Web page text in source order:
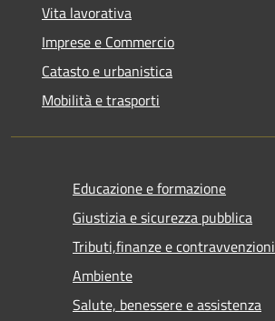
Vita lavorativa
Imprese e Commercio
Catasto e urbanistica
Mobilità e trasporti
Educazione e formazione
Giustizia e sicurezza pubblica
Tributi,finanze e contravvenzioni
Ambiente
Salute, benessere e assistenza